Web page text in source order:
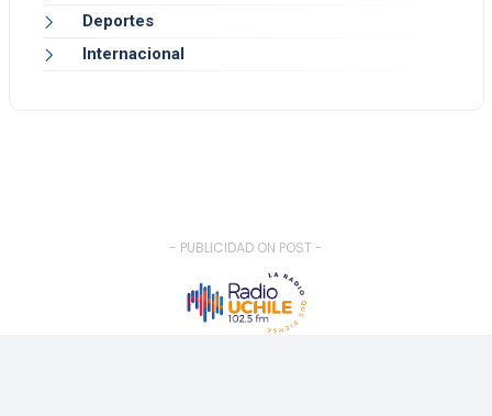
Deportes
Internacional
- PUBLICIDAD ON POST -